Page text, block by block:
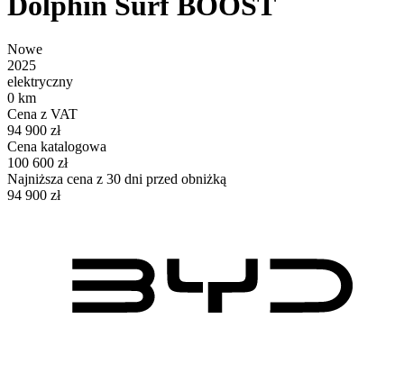
Nowe
2025
elektryczny
0 km
Cena z VAT
94 900 zł
Cena katalogowa
100 600 zł
Najniższa cena z 30 dni przed obniżką
94 900 zł